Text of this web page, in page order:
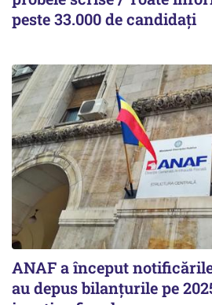
peste 33.000 de candidați
ANAF a început
au depus bilanțurile pe